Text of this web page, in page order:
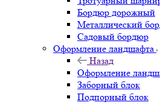
Бордюр дорожный
Металлический
Садовый бордюр
Оформление ландшафта
Назад
Оформление
Заборный блок
Подпорный блок